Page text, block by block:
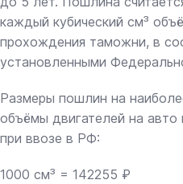
каждый кубический см³
прохождения таможни, в
установленными
Размеры пошлин на
объёмы двигателей на
при ввозе в РФ:
1000 см³ = 142255 ₽